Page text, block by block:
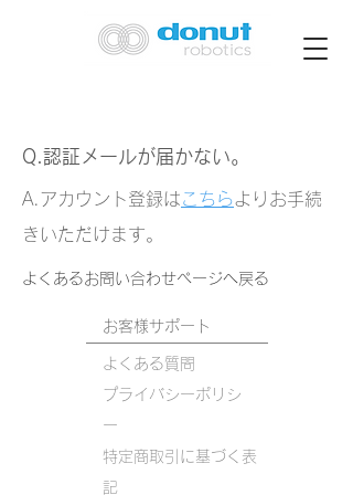
Q.​認証メールが届かない。
A.アカウント登録はこちらよりお手続
きいただけます。
​よくあるお問い合わせページへ戻る
お客様サポート
よくある質問
プライバシーポリシ
ー
​特定商取引に基づく表
記